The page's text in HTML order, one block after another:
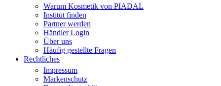
Warum Kosmetik von PIADAL
Institut finden
Partner werden
Händler Login
Über uns
Häufig gestellte Fragen
Rechtliches
Impressum
Markenschutz